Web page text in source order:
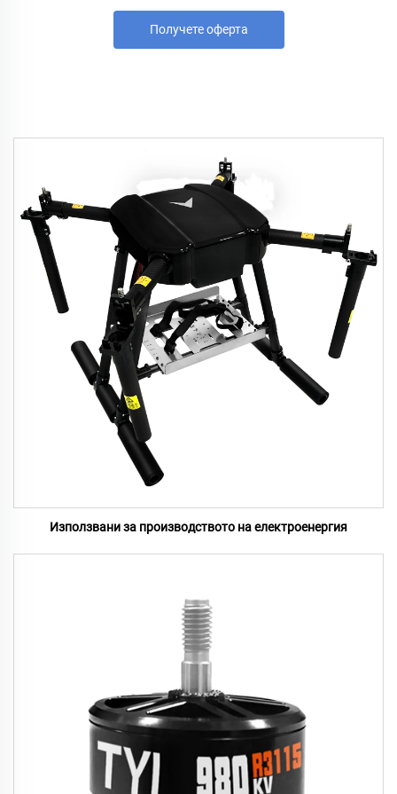
Получете оферта
Използвани за производството на електроенергия